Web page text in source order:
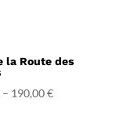
la Route des
– 190,00€